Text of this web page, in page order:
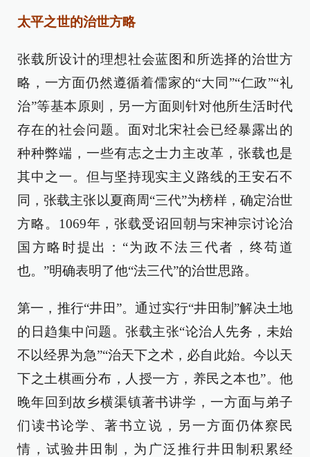
太平之世的治世方略
张载所设计的理想社会蓝图和所选择的治世方
略，一方面仍然遵循着儒家的“大同”“仁政”“礼
治”等基本原则，另一方面则针对他所生活时代
存在的社会问题。面对北宋社会已经暴露出的
种种弊端，一些有志之士力主改革，张载也是
其中之一。但与坚持现实主义路线的王安石不
同，张载主张以夏商周“三代”为榜样，确定治世
方略。1069年，张载受诏回朝与宋神宗讨论治
国方略时提出：“为政不法三代者，终苟道
也。”明确表明了他“法三代”的治世思路。
第一，推行“井田”。通过实行“井田制”解决土地
的日趋集中问题。张载主张“论治人先务，未始
不以经界为急”“治天下之术，必自此始。今以天
下之土棋画分布，人授一方，养民之本也”。他
晚年回到故乡横渠镇著书讲学，一方面与弟子
们读书论学、著书立说，另一方面仍体察民
情，试验井田制，为广泛推行井田制积累经